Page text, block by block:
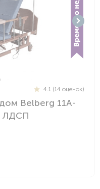
4.1 (14 оценок)
Belberg 11A-
ЛДСП